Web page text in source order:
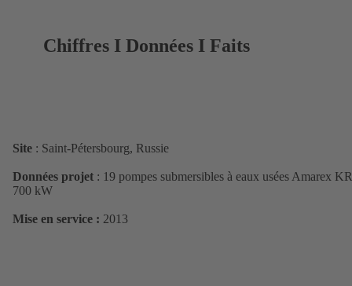
Chiffres I Données I Faits
Site : Saint-Pétersbourg, Russie
Données projet : 19 pompes submersibles à eaux usées Amarex
700 kW
Mise en service : 2013